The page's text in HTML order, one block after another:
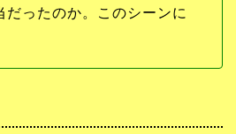
だったのか。このシーンに